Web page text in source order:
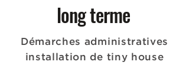
long terme
Démarches administratives
installation de tiny house